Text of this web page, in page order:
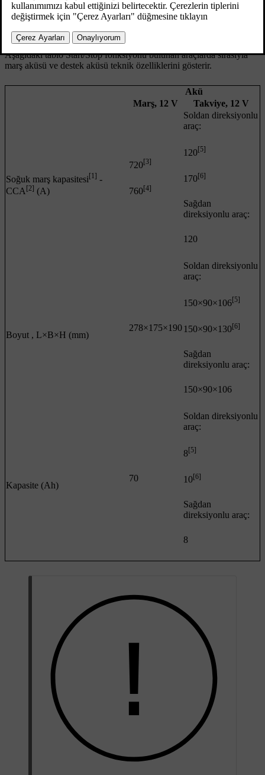
Aracın marş motoru aküsü hakkında daha fazla bilgi için bkz.
Aküyle takviyeli çalıştırma.
Aşağıdaki tablo Start/Stop fonksiyonu bulunan araçlarda sırasıyla
marş aküsü ve destek aküsü teknik özelliklerini gösterir.
Akü
Marş, 12 V
Takviye, 12 V
Soğuk marş kapasitesi [1] -
CCA [2] (A)
720[3]
760[4]
Soldan direksiyonlu
araç:
120[5]
170[6]
Sağdan
direksiyonlu araç:
120
Boyut , L×B×H (mm)
278×175×190
Soldan direksiyonlu
araç:
150×90×106[5]
150×90×130[6]
Sağdan
direksiyonlu araç:
150×90×106
Kapasite (Ah)
70
Soldan direksiyonlu
araç:
8[5]
10[6]
Sağdan
direksiyonlu araç:
8